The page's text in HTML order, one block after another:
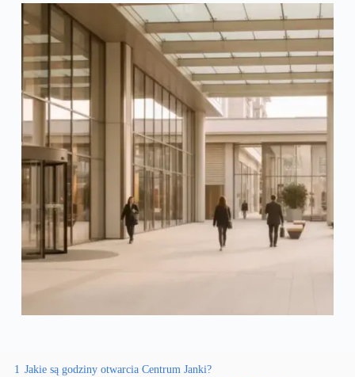
1 Jakie są godziny otwarcia Centrum Janki?